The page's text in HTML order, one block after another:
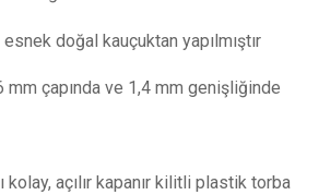
doğal kauçuktan yapılmıştır
mm çapında ve 1,4 mm genişliğinde
kolay, açılır kapanır kilitli plastik torba